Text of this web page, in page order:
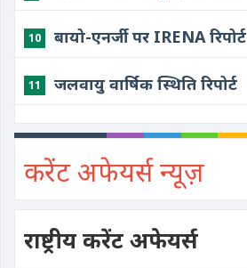
10 बायो-एनर्जी पर IRENA रिपोर्ट
11 जलवायु वार्षिक स्थिति रिपोर्ट
करेंट अफेयर्स न्यूज़
राष्ट्रीय करेंट अफेयर्स